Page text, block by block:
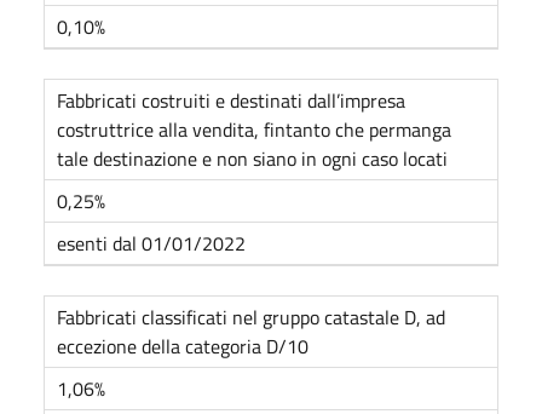
0,10%
Fabbricati costruiti e destinati dall’impresa
costruttrice alla vendita, fintanto che permanga
tale destinazione e non siano in ogni caso locati
0,25%
esenti dal 01/01/2022
Fabbricati classificati nel gruppo catastale D, ad
eccezione della categoria D/10
1,06%